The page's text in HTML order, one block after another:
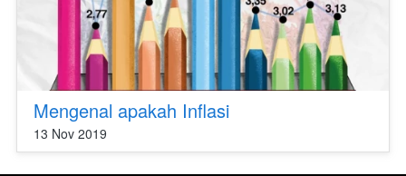
Mengenal apakah Inflasi
13 Nov 2019